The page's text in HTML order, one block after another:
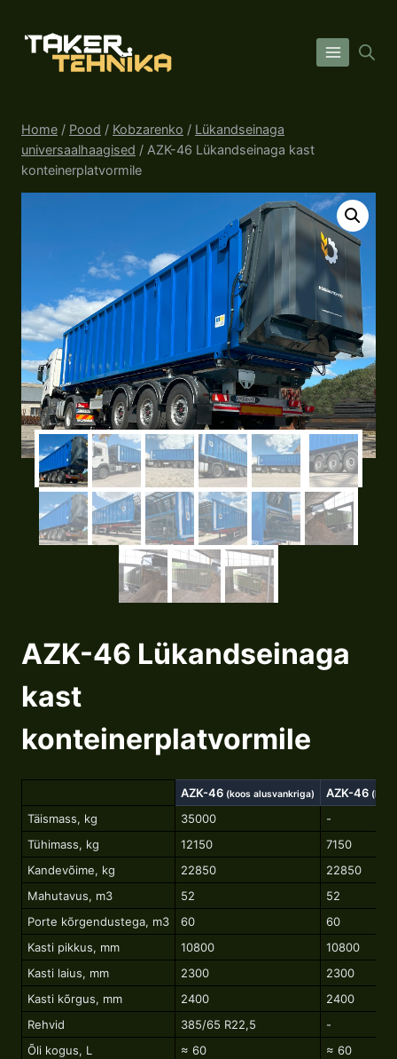
content
Home / Pood / Kobzarenko / Lükandseinaga
universaalhaagised / AZK-46 Lükandseinaga kast
konteinerplatvormile
AZK-46 Lükandseinaga
kast
konteinerplatvormile
AZK-46 (koos alusvankriga) AZK-46
Täismass, kg 35000
-
Tühimass, kg
12150
7150
Kandevõime, kg
22850
22850
Mahutavus, m3
52
52
Porte kõrgendustega, m3
60
60
Kasti pikkus, mm
10800
10800
Kasti laius, mm
2300
2300
Kasti kõrgus, mm
2400
2400
Rehvid
385/65 R22,5
-
Õli kogus, L
≈ 60
≈ 60